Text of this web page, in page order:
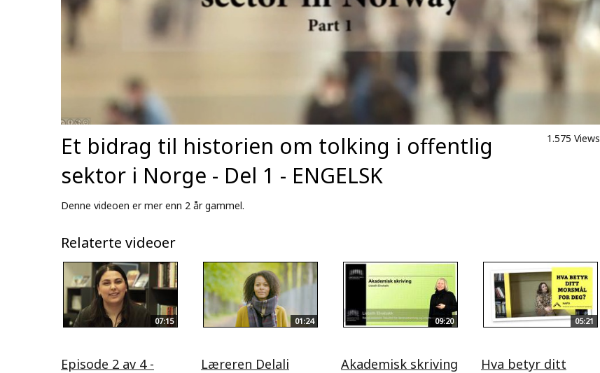
Et bidrag til historien om tolking i offentlig
sektor i Norge - Del 1 - ENGELSK
1.575 Views
Denne videoen er mer enn 2 år gammel.
Relaterte videoer
07:15
Episode 2 av 4 -
01:24
Læreren Delali
09:20
Akademisk skriving
05:21
Hva betyr ditt